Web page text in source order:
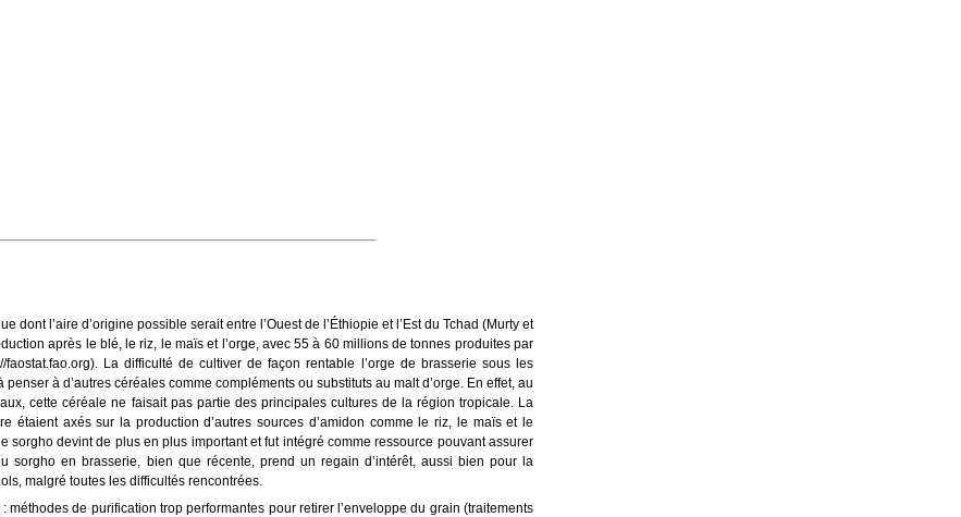
dont l’aire d’origine possible serait entre l’Ouest de l’Éthiopie et l’Est du Tchad (Murty et
après le blé, le riz, le maïs et l’orge, avec 55 à 60 millions de tonnes produites par
La difficulté de cultiver de façon rentable l’orge de brasserie sous les
à d’autres céréales comme compléments ou substituts au malt d’orge. En effet, au
cette céréale ne faisait pas partie des principales cultures de la région tropicale. La
étaient axés sur la production d’autres sources d’amidon comme le riz, le maïs et le
sorgho devint de plus en plus important et fut intégré comme ressource pouvant assurer
sorgho en brasserie, bien que récente, prend un regain d’intérêt, aussi bien pour la
malgré toutes les difficultés rencontrées.
de purification trop performantes pour retirer l’enveloppe du grain (traitements